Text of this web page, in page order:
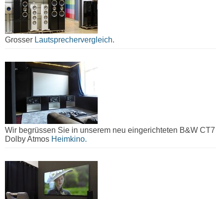
Grosser Lautsprechervergleich.
Wir begrüssen Sie in unserem neu eingerichteten B&W CT7
Dolby Atmos Heimkino.